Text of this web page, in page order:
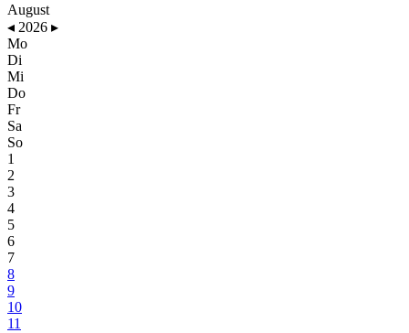
August
◂ 2026 ▸
Mo
Di
Mi
Do
Fr
Sa
So
1
2
3
4
5
6
7
8
9
10
11